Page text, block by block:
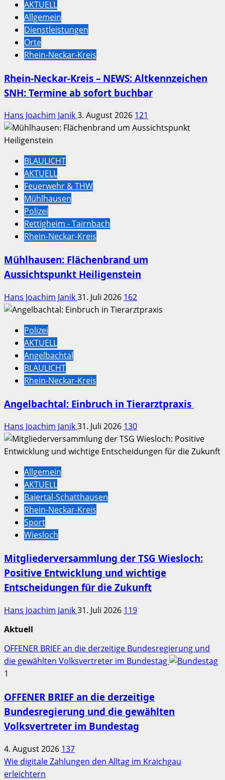
AKTUELL
Allgemein
Dienstleistungen
Orte
Rhein-Neckar-Kreis
Rhein-Neckar-Kreis – NEWS: Altkennzeichen
SNH: Termine ab sofort buchbar
Hans Joachim Janik3. August 2026 121
BLAULICHT
AKTUELL
Feuerwehr & THW
Mühlhausen
Polizei
Rettigheim - Tairnbach
Rhein-Neckar-Kreis
Mühlhausen: Flächenbrand um
Aussichtspunkt Heiligenstein
Hans Joachim Janik31. Juli 2026 162
Polizei
AKTUELL
Angelbachtal
BLAULICHT
Rhein-Neckar-Kreis
Angelbachtal: Einbruch in Tierarztpraxis
Hans Joachim Janik31. Juli 2026 130
Allgemein
AKTUELL
Baiertal-Schatthausen
Rhein-Neckar-Kreis
Sport
Wiesloch
Mitgliederversammlung der TSG Wiesloch:
Positive Entwicklung und wichtige
Entscheidungen für die Zukunft
Hans Joachim Janik31. Juli 2026 119
Aktuell
OFFENER BRIEF an die derzeitige Bundesregierung und
die gewählten Volksvertreter im Bundestag
1
OFFENER BRIEF an die derzeitige
Bundesregierung und die gewählten
Volksvertreter im Bundestag
4. August 2026 137
Wie digitale Zahlungen den Alltag im Kraichgau
erleichtern